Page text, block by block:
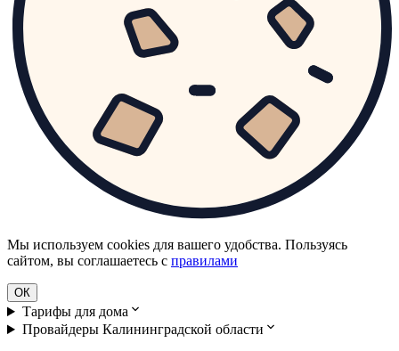
Мы используем cookies для вашего удобства. Пользуясь
сайтом, вы соглашаетесь с правилами
ОК
Тарифы для дома
Провайдеры Калининградской области